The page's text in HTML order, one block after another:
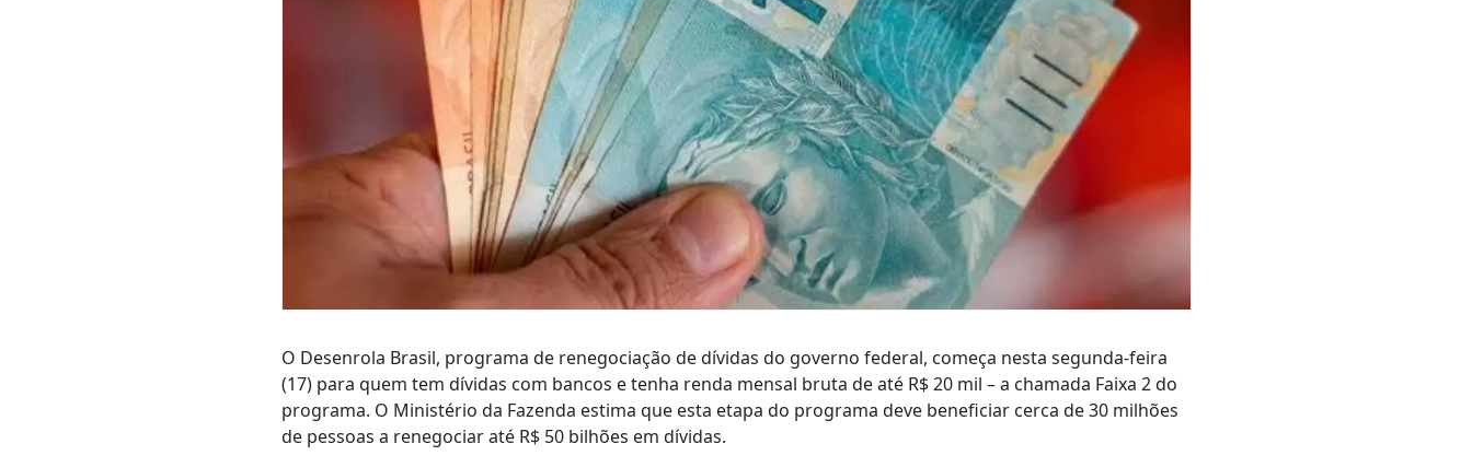
O Desenrola Brasil, programa de renegociação de dívidas do governo federal, começa nesta segunda-feira
(17) para quem tem dívidas com bancos e tenha renda mensal bruta de até R$ 20 mil – a chamada Faixa 2 do
programa. O Ministério da Fazenda estima que esta etapa do programa deve beneficiar cerca de 30 milhões
de pessoas a renegociar até R$ 50 bilhões em dívidas.